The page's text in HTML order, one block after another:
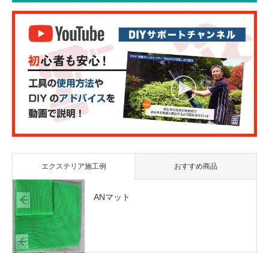
エクステリア施工例 おすすめ商品
ANマット